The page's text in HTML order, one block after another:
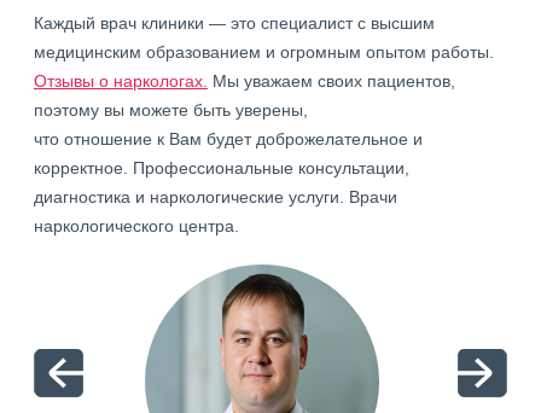
Каждый врач клиники — это специалист с высшим
медицинским образованием и огромным опытом работы.
Отзывы о наркологах. Мы уважаем своих пациентов,
поэтому вы можете быть уверены,
что отношение к Вам будет доброжелательное и
корректное. Профессиональные консультации,
диагностика и наркологические услуги. Врачи
наркологического центра.